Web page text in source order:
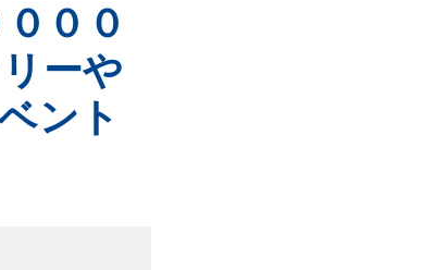
００
ーや
ント